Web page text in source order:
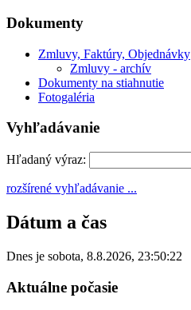
Dokumenty
Zmluvy, Faktúry, Objednávky
Zmluvy - archív
Dokumenty na stiahnutie
Fotogaléria
Vyhľadávanie
Hľadaný výraz:
rozšírené vyhľadávanie ...
Dátum a čas
Dnes je sobota, 8.8.2026, 23:50:22
Aktuálne počasie